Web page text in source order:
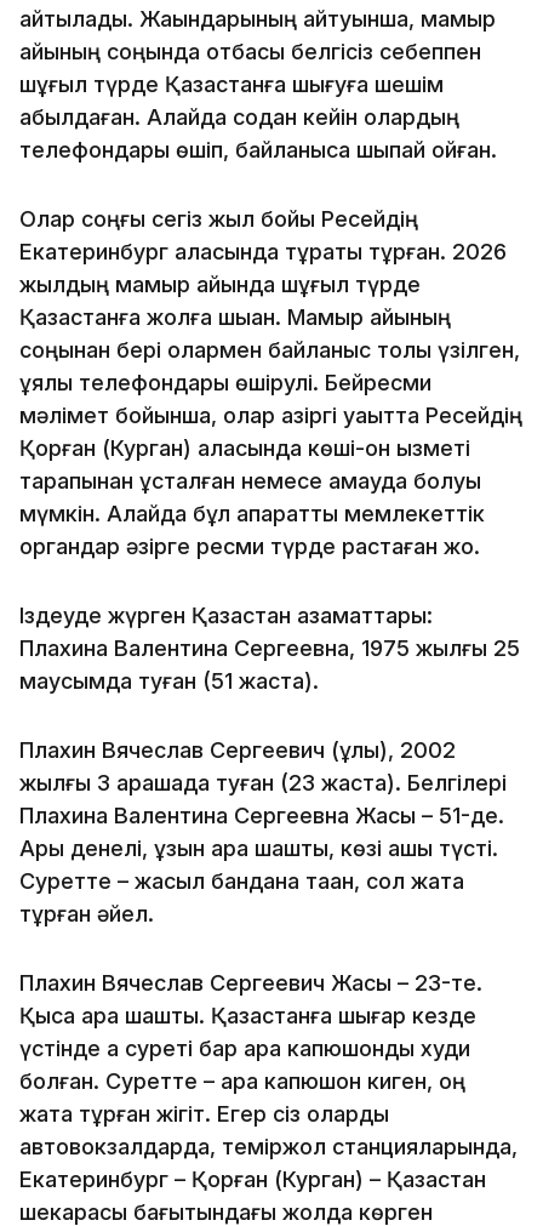
айтылады. Жақындарының айтуынша, мамыр
айының соңында отбасы белгісіз себеппен
шұғыл түрде Қазақстанға шығуға шешім
қабылдаған. Алайда содан кейін олардың
телефондары өшіп, байланысқа шықпай қойған.
Олар соңғы сегіз жыл бойы Ресейдің
Екатеринбург қаласында тұрақты тұрған. 2026
жылдың мамыр айында шұғыл түрде
Қазақстанға жолға шыққан. Мамыр айының
соңынан бері олармен байланыс толық үзілген,
ұялы телефондары өшірулі. Бейресми
мәлімет бойынша, олар қазіргі уақытта Ресейдің
Қорған (Курган) қаласында көші-қон қызметі
тарапынан ұсталған немесе қамауда болуы
мүмкін. Алайда бұл ақпаратты мемлекеттік
органдар әзірге ресми түрде растаған жоқ.
Іздеуде жүрген Қазақстан азаматтары:
Плахина Валентина Сергеевна, 1975 жылғы 25
маусымда туған (51 жаста).
Плахин Вячеслав Сергеевич (ұлы), 2002
жылғы 3 қарашада туған (23 жаста). Белгілері
Плахина Валентина Сергеевна Жасы – 51-де.
Арық денелі, ұзын қара шашты, көзі ашық түсті.
Суретте – жасыл бандана таққан, сол жақта
тұрған әйел.
Плахин Вячеслав Сергеевич Жасы – 23-те.
Қысқа қара шашты. Қазақстанға шығар кезде
үстінде ақ суреті бар қара капюшонды худи
болған. Суретте – қара капюшон киген, оң
жақта тұрған жігіт. Егер сіз оларды
автовокзалдарда, теміржол станцияларында,
Екатеринбург – Қорған (Курган) – Қазақстан
шекарасы бағытындағы жолда көрген